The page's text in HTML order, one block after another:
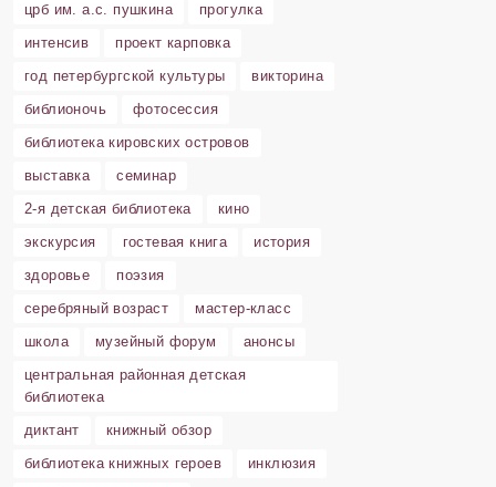
црб им. а.с. пушкина
прогулка
интенсив
проект карповка
год петербургской культуры
викторина
библионочь
фотосессия
библиотека кировских островов
выставка
семинар
2-я детская библиотека
кино
экскурсия
гостевая книга
история
здоровье
поэзия
серебряный возраст
мастер-класс
школа
музейный форум
анонсы
центральная районная детская
библиотека
диктант
книжный обзор
библиотека книжных героев
инклюзия